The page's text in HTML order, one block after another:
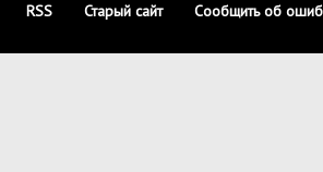
RSS Старый сайт Сообщить об